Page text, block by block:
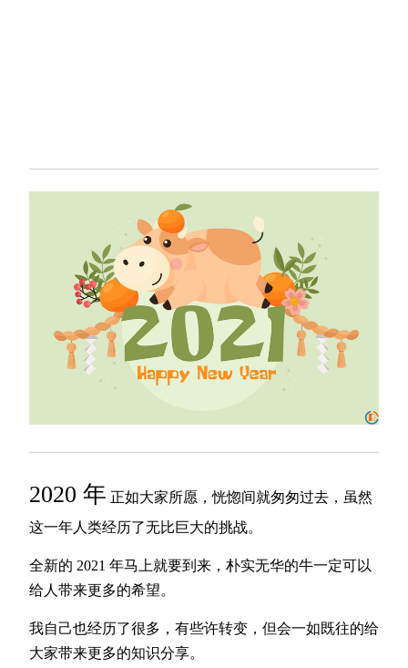
2020 年 正如大家所愿，恍惚间就匆匆过去，虽然
这一年人类经历了无比巨大的挑战。
全新的 2021 年马上就要到来，朴实无华的牛一定可以
给人带来更多的希望。
我自己也经历了很多，有些许转变，但会一如既往的给
大家带来更多的知识分享。